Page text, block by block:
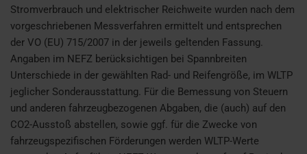
Stromverbrauch und elektrischer Reichweite wurden nach dem
vorgeschriebenen Messverfahren ermittelt und entsprechen
der VO (EU) 715/2007 in der jeweils geltenden Fassung.
Angaben im NEFZ berücksichtigen bei Spannbreiten
Unterschiede in der gewählten Rad- und Reifengröße, im WLTP
jeglicher Sonderausstattung. Für die Bemessung von Steuern
und anderen fahrzeugbezogenen Abgaben, die (auch) auf den
CO2-Ausstoß abstellen, sowie ggf. für die Zwecke von
fahrzeugspezifischen Förderungen werden WLTP-Werte